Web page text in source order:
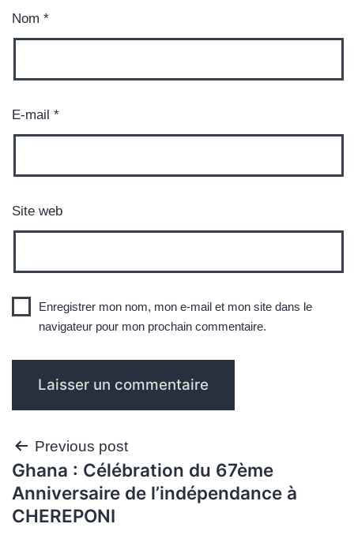
Nom *
E-mail *
Site web
Enregistrer mon nom, mon e-mail et mon site dans le
navigateur pour mon prochain commentaire.
Navigation
de
l’article
Previous post
Ghana : Célébration du 67ème
Anniversaire de l’indépendance à
CHEREPONI